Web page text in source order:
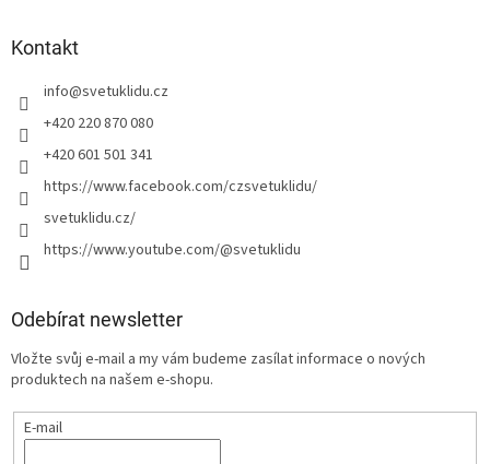
Kontakt
info@svetuklidu.cz
+420 220 870 080
+420 601 501 341
https://www.facebook.com/czsvetuklidu/
svetuklidu.cz/
https://www.youtube.com/@svetuklidu
Odebírat newsletter
Vložte svůj e-mail a my vám budeme zasílat informace o nových
produktech na našem e-shopu.
E-mail